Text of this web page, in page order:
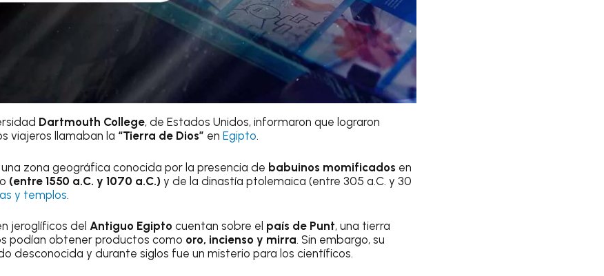
Dartmouth College, de Estados Unidos, informaron que lograron
viajeros llamaban la “Tierra de Dios” en Egipto.
zona geográfica conocida por la presencia de babuinos momificados en
(entre 1550 a.C. y 1070 a.C.) y de la dinastía ptolemaica (entre 305 a.C. y 30
y templos.
jeroglíficos del Antiguo Egipto cuentan sobre el país de Punt, una tierra
podían obtener productos como oro, incienso y mirra. Sin embargo, su
desconocida y durante siglos fue un misterio para los científicos.